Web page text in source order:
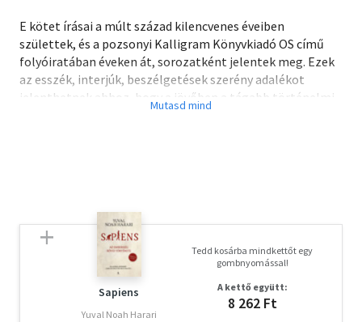
E kötet írásai a múlt század kilencvenes éveiben
születtek, és a pozsonyi Kalligram Könyvkiadó OS című
folyóiratában éveken át, sorozatként jelentek meg. Ezek
az esszék, interjúk, beszélgetések szerény adalékot
jelenthetnek ahhoz, hogy a jövőben a tágabb történelmi
Sapiens
Yuval Noah Harari
Tedd kosárba mindkettőt egy
gombnyomással!
A kettő együtt:
8 262 Ft